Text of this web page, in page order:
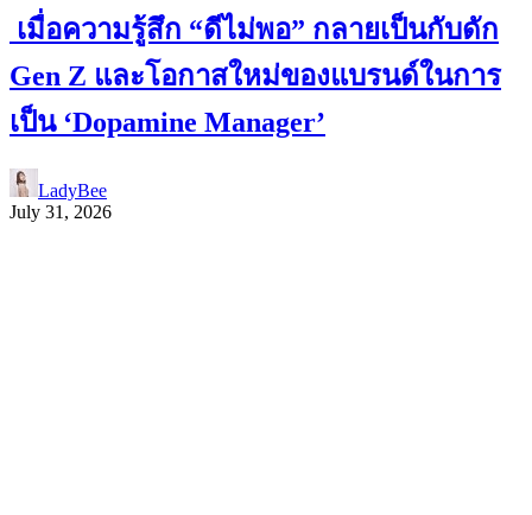
เมื่อความรู้สึก “ดีไม่พอ” กลายเป็นกับดัก
Gen Z และโอกาสใหม่ของแบรนด์ในการ
เป็น ‘Dopamine Manager’
LadyBee
July 31, 2026